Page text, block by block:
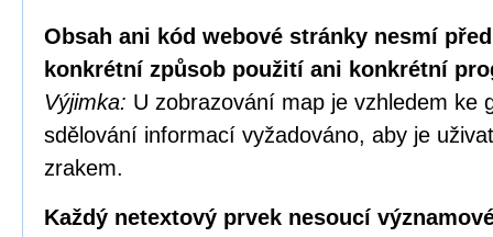
Obsah ani kód webové stránky nesmí
konkrétní způsob použití ani konkrétní
Výjimka: U zobrazování map je vzhledem ke
sdělování informací vyžadováno, aby je
zrakem.
Každý netextový prvek nesoucí